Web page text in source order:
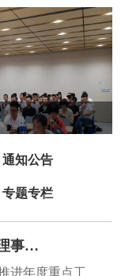
会
通知公告
专题专栏
湖南省机械工程学会第十一届常务理事会第五...
进年度重点工